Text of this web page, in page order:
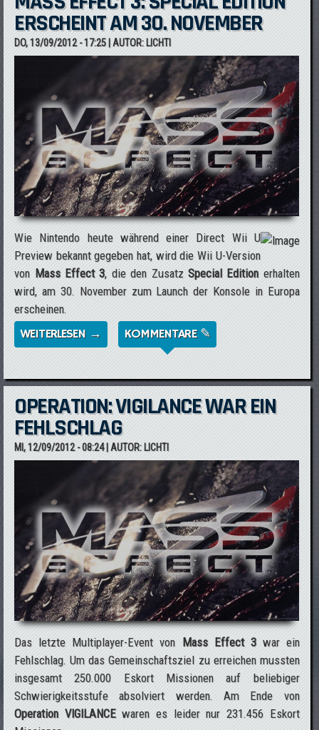
ERSCHEINT AM 30. NOVEMBER
DO, 13/09/2012 - 17:25| AUTOR: LICHTI
Wie Nintendo heute während einer Direct Wii U
Preview bekannt gegeben hat, wird die Wii U-Version
vonMass Effect 3, die den ZusatzSpecial Editionerhalten
wird, am 30. November zum Launch der Konsole in Europa
erscheinen.
WEITERLESEN → ÜBER MASS EFFECT 3: SPECIAL EDITION
ERSCHEINT AM 30. NOVEMBER
KOMMENTARE ✎
OPERATION: VIGILANCE WAR EIN
FEHLSCHLAG
MI, 12/09/2012 - 08:24| AUTOR:LICHTI
Das letzte Multiplayer-Event vonMass Effect 3war ein
Fehlschlag. Um das Gemeinschaftsziel zu erreichen mussten
insgesamt 250.000 Eskort Missionen auf beliebiger
Schwierigkeitsstufe absolviert werden. Am Ende von
Operation VIGILANCEwaren es leider nur 231.456 Eskort